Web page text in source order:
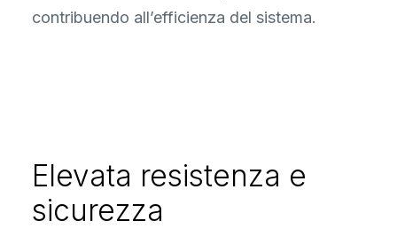
contribuendo all’efficienza del sistema.
Elevata resistenza e
sicurezza